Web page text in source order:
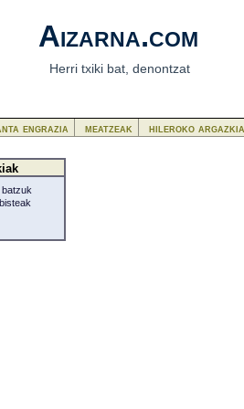
Aizarna.com
Herri txiki bat, denontzat
batzuk
engrazia meatzeak hileroko